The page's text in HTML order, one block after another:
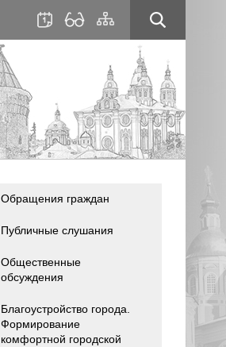
Обращения граждан
Публичные слушания
Общественные
обсуждения
Благоустройство города.
Формирование
комфортной городской